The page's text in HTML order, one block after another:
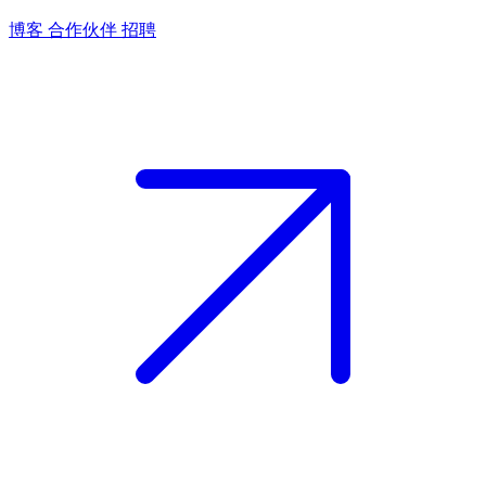
博客 合作伙伴 招聘